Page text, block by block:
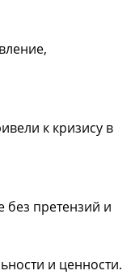
к кризису в
претензий и
и ценности.